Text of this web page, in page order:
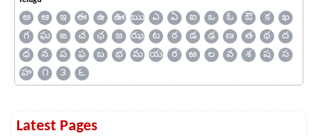
అ ఆ ఇ ఈ ఉ ఊ ఋ ఎ ఏ ఐ ఒ ఓ ఔ క
ఖ
గ
ఘ ఙ చ ఛ జ ఝ ట ఠ డ ఢ ణ త థ
ద
ధ
న ప ఫ బ భ మ య ర ఱ ల వ శ ష
స
హ
౧ ౩ ౬
Latest Pages